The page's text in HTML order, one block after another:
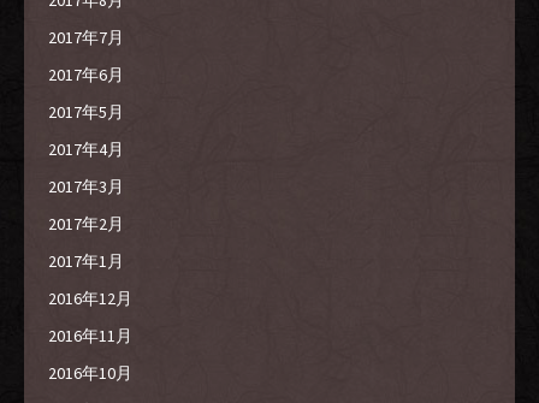
2017年7月
2017年6月
2017年5月
2017年4月
2017年3月
2017年2月
2017年1月
2016年12月
2016年11月
2016年10月